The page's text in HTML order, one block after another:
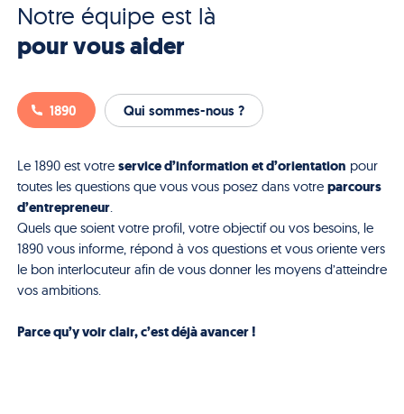
Notre équipe est là
pour vous aider
1890 Qui sommes-nous ?
Le 1890 est votre service d’information et d’orientation pour
toutes les questions que vous vous posez dans votre parcours
d’entrepreneur.
Quels que soient votre profil, votre objectif ou vos besoins, le
1890 vous informe, répond à vos questions et vous oriente vers
le bon interlocuteur afin de vous donner les moyens d’atteindre
vos ambitions.
Parce qu’y voir clair, c’est déjà avancer !